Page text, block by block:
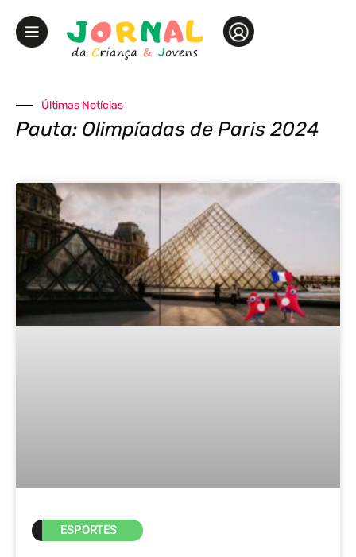
Últimas Notícias
Pauta: Olimpíadas de Paris 2024
ESPORTES